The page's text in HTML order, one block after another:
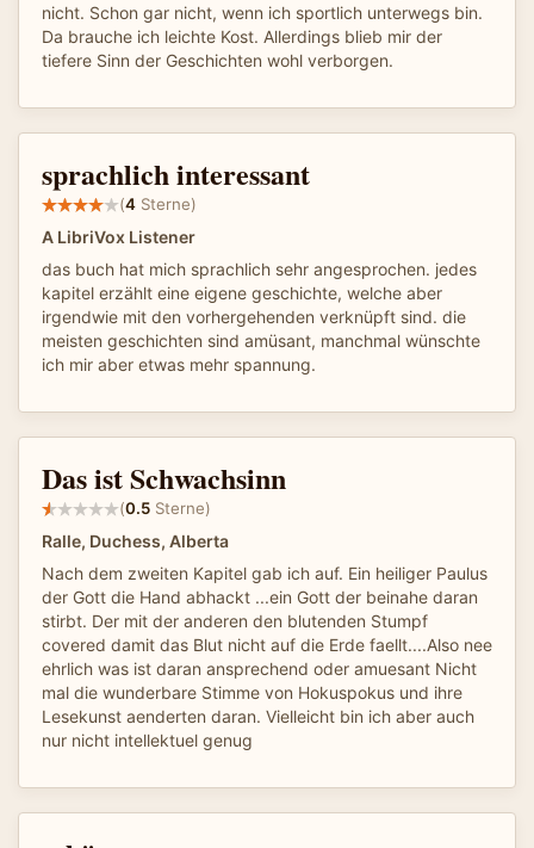
nicht. Schon gar nicht, wenn ich sportlich unterwegs bin.
Da brauche ich leichte Kost. Allerdings blieb mir der
tiefere Sinn der Geschichten wohl verborgen.
sprachlich interessant
(4 Sterne)
A LibriVox Listener
das buch hat mich sprachlich sehr angesprochen. jedes
kapitel erzählt eine eigene geschichte, welche aber
irgendwie mit den vorhergehenden verknüpft sind. die
meisten geschichten sind amüsant, manchmal wünschte
ich mir aber etwas mehr spannung.
Das ist Schwachsinn
(0.5 Sterne)
Ralle, Duchess, Alberta
Nach dem zweiten Kapitel gab ich auf. Ein heiliger Paulus
der Gott die Hand abhackt ...ein Gott der beinahe daran
stirbt. Der mit der anderen den blutenden Stumpf
covered damit das Blut nicht auf die Erde faellt....Also nee
ehrlich was ist daran ansprechend oder amuesant Nicht
mal die wunderbare Stimme von Hokuspokus und ihre
Lesekunst aenderten daran. Vielleicht bin ich aber auch
nur nicht intellektuel genug